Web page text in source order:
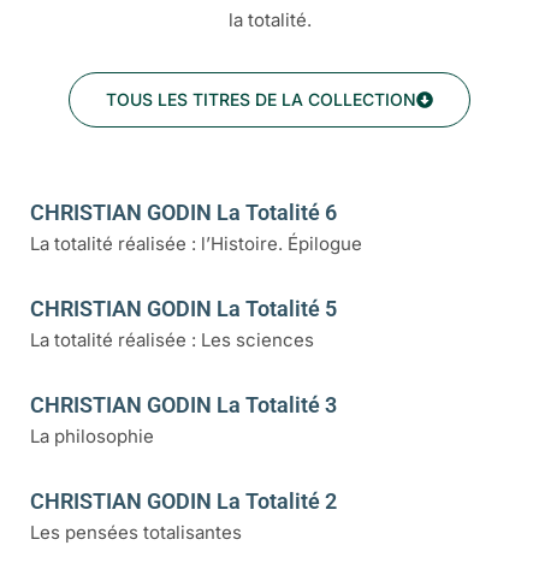
la totalité.
TOUS LES TITRES DE LA COLLECTION
CHRISTIAN GODIN La Totalité 6
La totalité réalisée : l’Histoire. Épilogue
CHRISTIAN GODIN La Totalité 5
La totalité réalisée : Les sciences
CHRISTIAN GODIN La Totalité 3
La philosophie
CHRISTIAN GODIN La Totalité 2
Les pensées totalisantes